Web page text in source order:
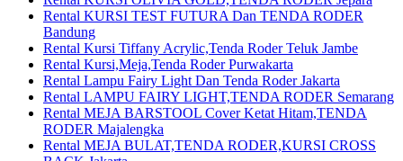
Rental KURSI TEST FUTURA Dan TENDA RODER
Bandung
Rental Kursi Tiffany Acrylic,Tenda Roder Teluk Jambe
Rental Kursi,Meja,Tenda Roder Purwakarta
Rental Lampu Fairy Light Dan Tenda Roder Jakarta
Rental LAMPU FAIRY LIGHT,TENDA RODER Semarang
Rental MEJA BARSTOOL Cover Ketat Hitam,TENDA
RODER Majalengka
Rental MEJA BULAT,TENDA RODER,KURSI CROSS